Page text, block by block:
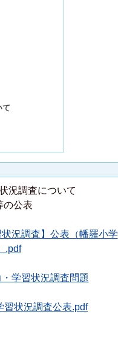
て
況調査について
の公表
況調査】公表（幡羅小学
.pdf
学習状況調査問題
習状況調査公表.pdf